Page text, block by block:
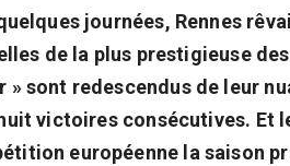
journées, Rennes
de la plus prestigieuse
» sont redescendus de leur
victoires consécutives. Et
européenne la saison